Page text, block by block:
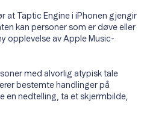
at Taptic Engine i iPhonen gjengir
kan personer som er døve eller
opplevelse av Apple Music-
med alvorlig atypisk tale
bestemte handlinger på
en nedtelling, ta et skjermbilde,